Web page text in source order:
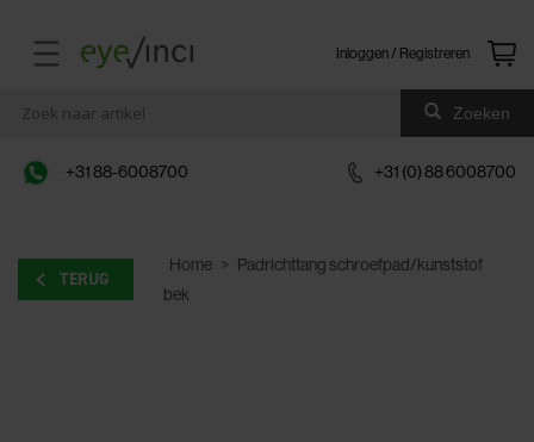
Inloggen / Registreren
Zoeken
+31 88-6008700 +31 (0) 88 6008700
TERUG
Home > Padrichttang schroefpad/kunststof
bek